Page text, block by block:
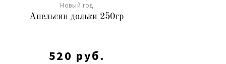
Новый год
Апельсин дольки 250гр
520 руб.